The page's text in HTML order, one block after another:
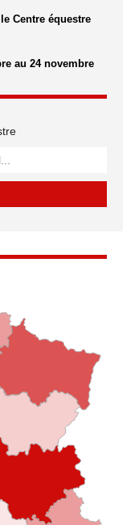
Centre équestre
au 24 novembre